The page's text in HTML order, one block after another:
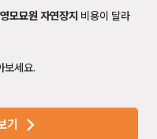
영모묘원 자연장지 비용이 달라
보세요.
기